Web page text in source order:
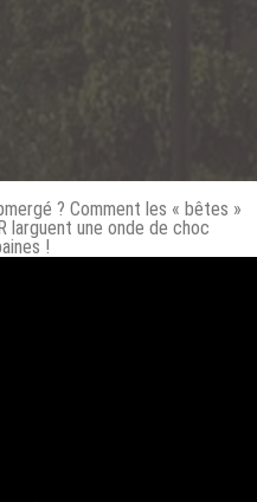
? Comment les « bêtes »
larguent une onde de choc
!